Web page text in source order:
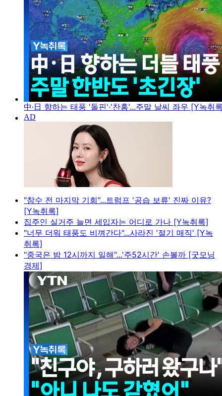
中·日 향하는 태풍 '돌핀'·'찬홈'...주말 날씨 좌우 [Y녹취
"참수 전 마지막 기회"...트럼프 '공습 보류' 진짜 이유?
[Y녹취록]
집주인 실거주 늘면 세입자는 어디로 가나 [Y녹취록]
"너무 더워 태풍도 비껴간다"...사라진 '절기 매직' [Y녹
취록]
"중국은 밤 12시까지 일해"...'주52시간' 손볼까 [굿모닝
경제]